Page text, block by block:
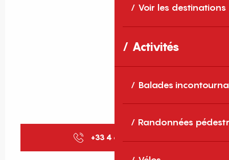
Voir les destinations
Activités
Balades
Randonnées
+33 4 68 21 01